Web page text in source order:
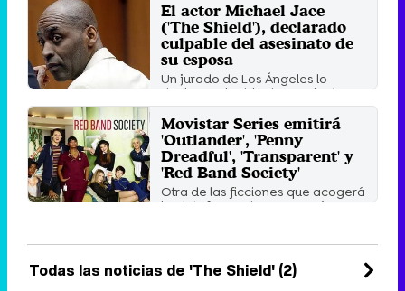
El actor Michael Jace
('The Shield'), declarado
culpable del asesinato de
su esposa
Un jurado de Los Ángeles lo
declara culpable de asesinato en
segundo grado de su mujer, ...
Miércoles 1 Junio 2016 17:53
Movistar Series emitirá
'Outlander', 'Penny
Dreadful', 'Transparent' y
'Red Band Society'
Otra de las ficciones que acogerá
la plataforma de pago será
Todas las noticias de 'The Shield' (2)